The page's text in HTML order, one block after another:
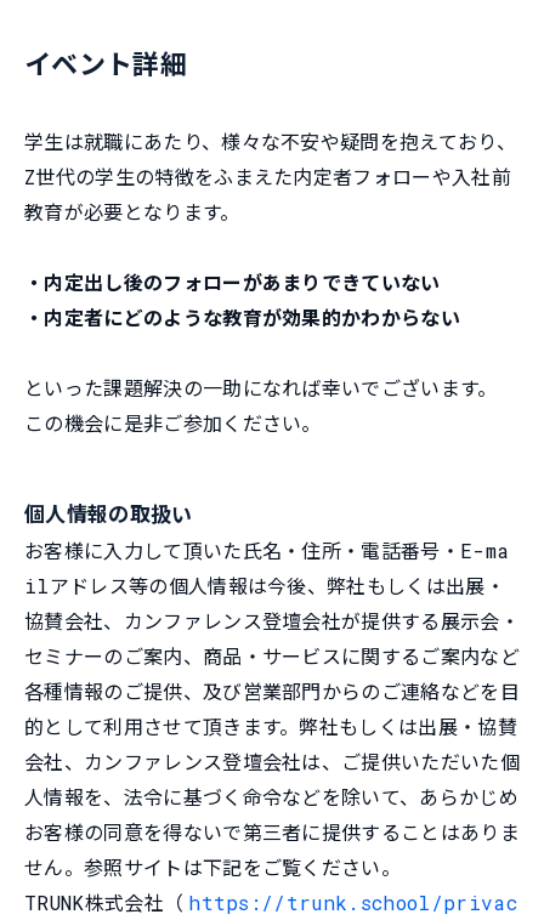
イベント詳細
学生は就職にあたり、様々な不安や疑問を抱えており、
Z世代の学生の特徴をふまえた内定者フォローや入社前
教育が必要となります。
・内定出し後のフォローがあまりできていない
・内定者にどのような教育が効果的かわからない
といった課題解決の一助になれば幸いでございます。
この機会に是非ご参加ください。
個人情報の取扱い
お客様に入力して頂いた氏名・住所・電話番号・E-ma
ilアドレス等の個人情報は今後、弊社もしくは出展・
協賛会社、カンファレンス登壇会社が提供する展示会・
セミナーのご案内、商品・サービスに関するご案内など
各種情報のご提供、及び営業部門からのご連絡などを目
的として利用させて頂きます。弊社もしくは出展・協賛
会社、カンファレンス登壇会社は、ご提供いただいた個
人情報を、法令に基づく命令などを除いて、あらかじめ
お客様の同意を得ないで第三者に提供することはありま
せん。参照サイトは下記をご覧ください。
TRUNK株式会社（ https://trunk.school/privac